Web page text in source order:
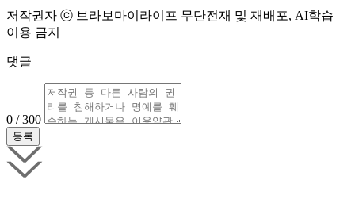
저작권자 ⓒ 브라보마이라이프 무단전재 및 재배포, AI학습
이용 금지
댓글
0 / 300